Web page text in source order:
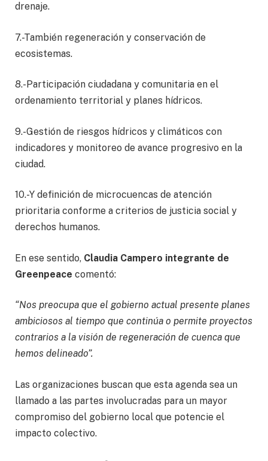
drenaje.
7.-También regeneración y conservación de
ecosistemas.
8.-Participación ciudadana y comunitaria en el
ordenamiento territorial y planes hídricos.
9.-Gestión de riesgos hídricos y climáticos con
indicadores y monitoreo de avance progresivo en la
ciudad.
10.-Y definición de microcuencas de atención
prioritaria conforme a criterios de justicia social y
derechos humanos.
En ese sentido, Claudia Campero integrante de
Greenpeace comentó:
“Nos preocupa que el gobierno actual presente planes
ambiciosos al tiempo que continúa o permite proyectos
contrarios a la visión de regeneración de cuenca que
hemos delineado”.
Las organizaciones buscan que esta agenda sea un
llamado a las partes involucradas para un mayor
compromiso del gobierno local que potencie el
impacto colectivo.